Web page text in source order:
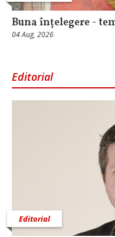
Buna înțelegere -
04 Aug, 2026
Editorial
Editorial